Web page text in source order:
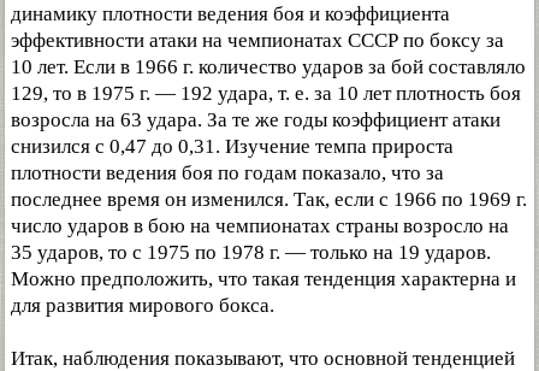
динамику плотности ведения боя и коэффициента
эффективности атаки на чемпионатах СССР по боксу за
10 лет. Если в 1966 г. количество ударов за бой составляло
129, то в 1975 г. — 192 удара, т. е. за 10 лет плотность боя
возросла на 63 удара. За те же годы коэффициент атаки
снизился с 0,47 до 0,31. Изучение темпа прироста
плотности ведения боя по годам показало, что за
последнее время он изменился. Так, если с 1966 по 1969 г.
число ударов в бою на чемпионатах страны возросло на
35 ударов, то с 1975 по 1978 г. — только на 19 ударов.
Можно предположить, что такая тенденция характерна и
для развития мирового бокса.
Итак, наблюдения показывают, что основной тенденцией